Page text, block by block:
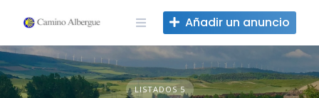
contenido
Añadir un anuncio
LISTADOS 5